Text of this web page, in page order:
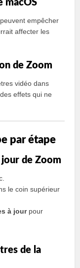
macOS
empêcher
affecter les
de Zoom
vidéo dans
effets qui ne
par étape
jour de Zoom
le coin supérieur
à jourpour
de la